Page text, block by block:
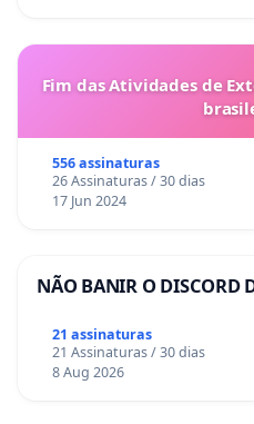
Fim das Atividades de
556 assinaturas
26 Assinaturas / 30 dias
17 Jun 2024
NÃO BANIR O DISCORD
21 assinaturas
21 Assinaturas / 30 dias
8 Aug 2026